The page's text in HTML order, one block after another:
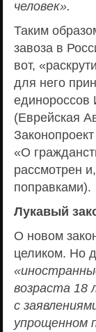
человек».
Таким
завоза в
вот,
для него
единороссов
(Еврейская
«О
рассмотрен
поправками).
Лукавый
О новом
целиком. Но
возраста 18
с
упрощенном